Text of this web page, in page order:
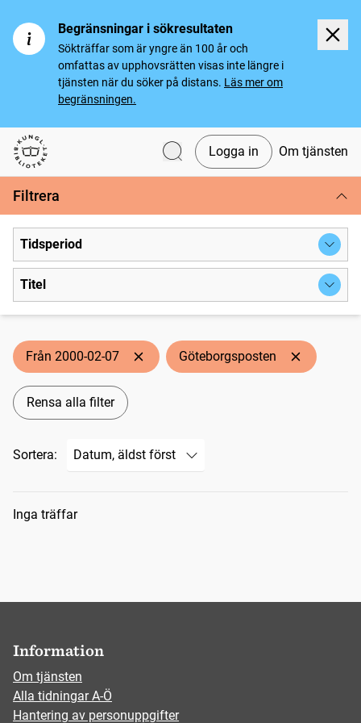
Begränsningar i sökresultaten
Sökträffar som är yngre än 100 år och
omfattas av upphovsrätten visas inte längre i
tjänsten när du söker på distans. Läs mer om
begränsningen.
Svenska tidningar
Logga in Om tjänsten
Filtrera
Tidsperiod
Titel
Från 2000-02-07 Göteborgsposten
Rensa alla filter
Sortera:
Sökresultat
Inga träffar
Information
Om tjänsten
Alla tidningar A-Ö
Hantering av personuppgifter